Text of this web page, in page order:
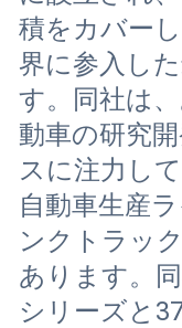
積をカバー
界に参入し
す。同社は
動車の研究
スに注力し
自動車生産
ンクトラッ
あります。
シリーズと